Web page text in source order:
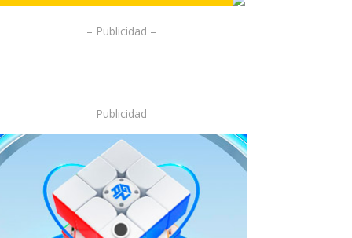
– Publicidad –
– Publicidad –